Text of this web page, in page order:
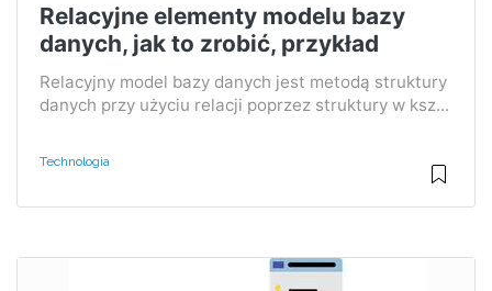
Relacyjne elementy modelu bazy
danych, jak to zrobić, przykład
Relacyjny model bazy danych jest metodą struktury
danych przy użyciu relacji poprzez struktury w ksz...
Technologia